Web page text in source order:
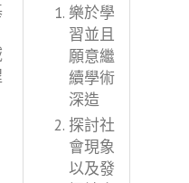
樂於學
習並且
願意繼
續學術
深造
探討社
會現象
以及發